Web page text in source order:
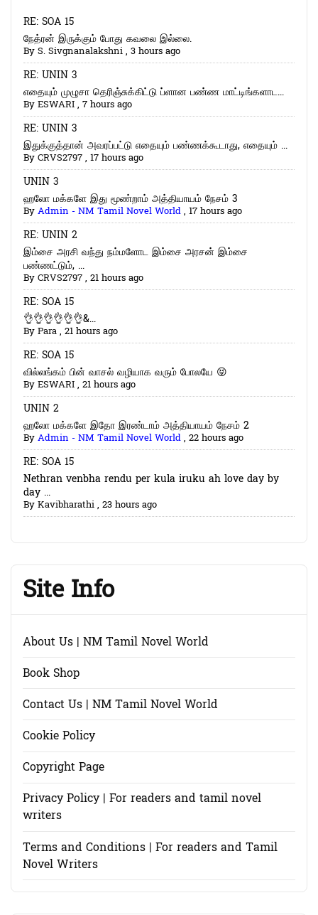
RE: SOA 15
நேத்ரன் இருக்கும் போது கவலை இல்லை.
ByS. Sivgnanalakshni, 3 hours ago
RE: UNIN 3
எதையும் முழுசா தெரிஞ்சுக்கிட்டு ப்ளான பண்ண மாட்டிங்களாட...
ByESWARI, 7 hours ago
RE: UNIN 3
இதுக்குத்தான் அவரப்பட்டு எதையும் பண்ணக்கூடாது, எதையும் ...
ByCRVS2797, 17 hours ago
UNIN 3
ஹலோ மக்களே இது மூண்றாம் அத்தியாயம் நேசம் 3
ByAdmin - NM Tamil Novel World, 17 hours ago
RE: UNIN 2
இம்சை அரசி வந்து நம்மளோட இம்சை அரசன் இம்சை
பண்ணட்டும், ...
ByCRVS2797, 21 hours ago
RE: SOA 15
👌👌👌👌👌👌&...
ByPara, 21 hours ago
RE: SOA 15
வில்லங்கம் பின் வாசல் வழியாக வரும் போலயே 😝
ByESWARI, 21 hours ago
UNIN 2
ஹலோ மக்களே இதோ இரண்டாம் அத்தியாயம் நேசம் 2
ByAdmin - NM Tamil Novel World, 22 hours ago
RE: SOA 15
Nethran venbha rendu per kula iruku ah love day by
day ...
ByKavibharathi, 23 hours ago
Site Info
About Us | NM Tamil Novel World
Book Shop
Contact Us | NM Tamil Novel World
Cookie Policy
Copyright Page
Privacy Policy | For readers and tamil novel
writers
Terms and Conditions | For readers and Tamil
Novel Writers